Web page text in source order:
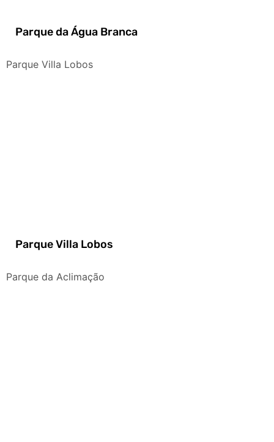
Parque da Água Branca
Parque Villa Lobos
Parque Villa Lobos
Parque da Aclimação